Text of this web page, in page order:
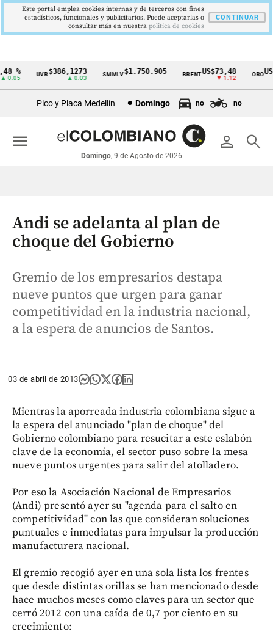
Cintillo
económicos
Colombia
% UVR$386,1273
▲ 0.03
SMMLV$1.750.905 BRENTUS$73,48
▼ 1.12
ORO
Pico y Placa Medellín Domingo no no
person search
Domingo, 9 de Agosto de 2026
menu
Andi se adelanta al plan de
choque del Gobierno
Gremio de los empresarios destapa
nueve puntos que urgen para ganar
competitividad en la industria nacional,
a la espera de anuncios de Santos.
03 de abril de 2013
Mientras la aporreada industria colombiana sigue a
la espera del anunciado "plan de choque" del
Gobierno colombiano para resucitar a este eslabón
clave de la economía, el sector puso sobre la mesa
nueve puntos urgentes para salir del atolladero.
Por eso la Asociación Nacional de Empresarios
(Andi) presentó ayer su "agenda para el salto en
competitividad" con las que consideran soluciones
puntuales e inmediatas para impulsar la producción
manufacturera nacional.
El gremio recogió ayer en una sola lista los frentes
que desde distintas orillas se han mencionado desde
hace muchos meses como claves para un sector que
cerró 2012 con una caída de 0,7 por ciento en su
crecimiento:
Este portal emplea cookies internas y de terceros con fines
estadísticos, funcionales y publicitarios. Puede aceptarlas o
consultar más en nuestra politica de cookies
CONTINUAR